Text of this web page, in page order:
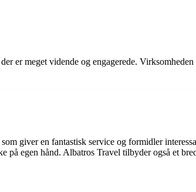
er meget vidende og engagerede.
giver en fantastisk service og formidler
egen hånd. Albatros Travel tilbyder også et